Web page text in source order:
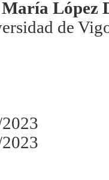
María López
de